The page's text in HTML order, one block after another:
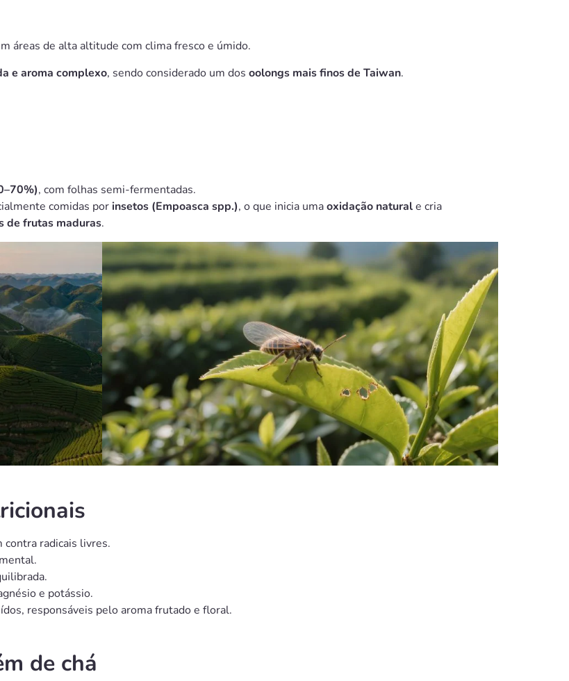
áreas de alta altitude com clima fresco e úmido.
e aroma complexo, sendo considerado um dos oolongs mais finos de Taiwan.
, com folhas semi-fermentadas.
comidas por insetos (Empoasca spp.), o que inicia umaoxidação naturale cria
de frutas maduras.
radicais livres.
e potássio.
responsáveis pelo aroma frutado e floral.
de chá